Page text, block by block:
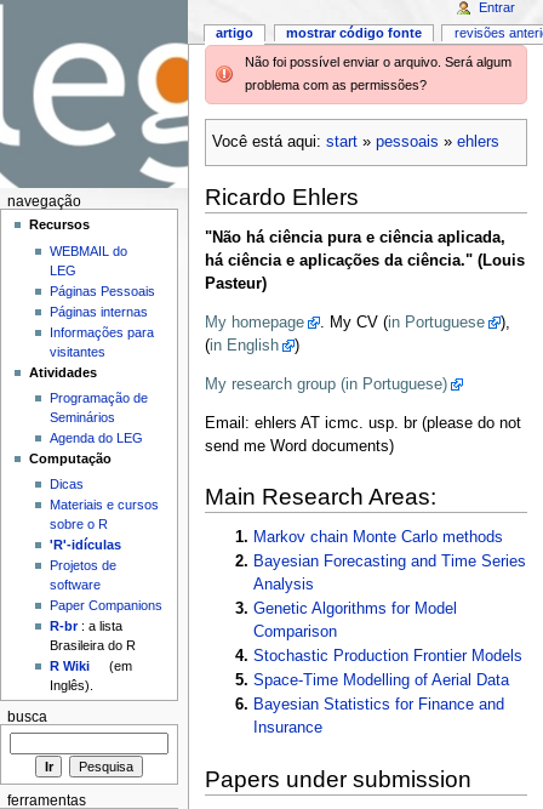
Não foi possível enviar o arquivo. Será algum
problema com as permissões?
Você está aqui: start» pessoais » ehlers
Ricardo Ehlers
"Não há ciência pura e ciência aplicada,
há ciência e aplicações da ciência." (Louis
Pasteur)
My homepage . My CV (in Portuguese
),
(in English )
My research group (in Portuguese)
Email: ehlers AT icmc. usp. br (please do not
send me Word documents)
Main Research Areas:
Markov chain Monte Carlo methods
Bayesian Forecasting and Time Series
Analysis
Genetic Algorithms for Model
Comparison
Stochastic Production Frontier Models
Space-Time Modelling of Aerial Data
Bayesian Statistics for Finance and
Insurance
Papers under submission
artigo mostrar código fonte revisões
Entrar
navegação
Recursos
WEBMAIL do
LEG
Páginas Pessoais
Páginas internas
Informações para
visitantes
Atividades
Programação de
Seminários
Agenda do LEG
Computação
Dicas
Materiais e cursos
sobre o R
'R'-idículas
Projetos de
software
Paper Companions
R-br: a lista
Brasileira do R
R Wiki
(em
Inglês).
busca
ferramentas